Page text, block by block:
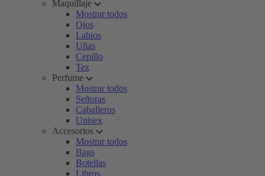
Maquillaje
Mostrar todos
Ojos
Labios
Uñas
Cepillo
Tez
Perfume
Mostrar todos
Señoras
Caballeros
Unisex
Accesorios
Mostrar todos
Bags
Botellas
Libros